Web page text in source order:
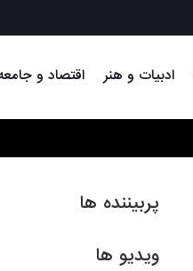
ادبیات و هنر اقتصاد و
پربیننده ها
ویدیو ها